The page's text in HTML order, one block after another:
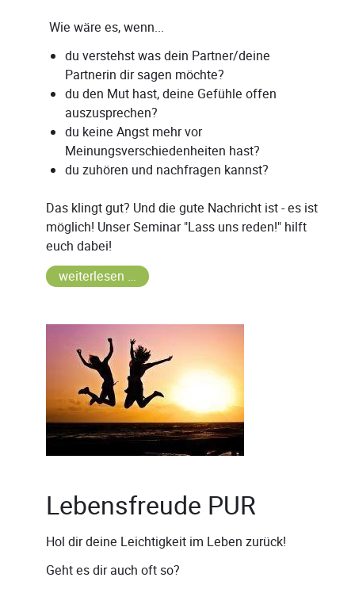
Wie wäre es, wenn...
du verstehst was dein Partner/deine
Partnerin dir sagen möchte?
du den Mut hast, deine Gefühle offen
auszusprechen?
du keine Angst mehr vor
Meinungsverschiedenheiten hast?
du zuhören und nachfragen kannst?
Das klingt gut? Und die gute Nachricht ist - es ist
möglich! Unser Seminar "Lass uns reden!" hilft
euch dabei!
weiterlesen …
Lebensfreude PUR
Hol dir deine Leichtigkeit im Leben zurück!
Geht es dir auch oft so?